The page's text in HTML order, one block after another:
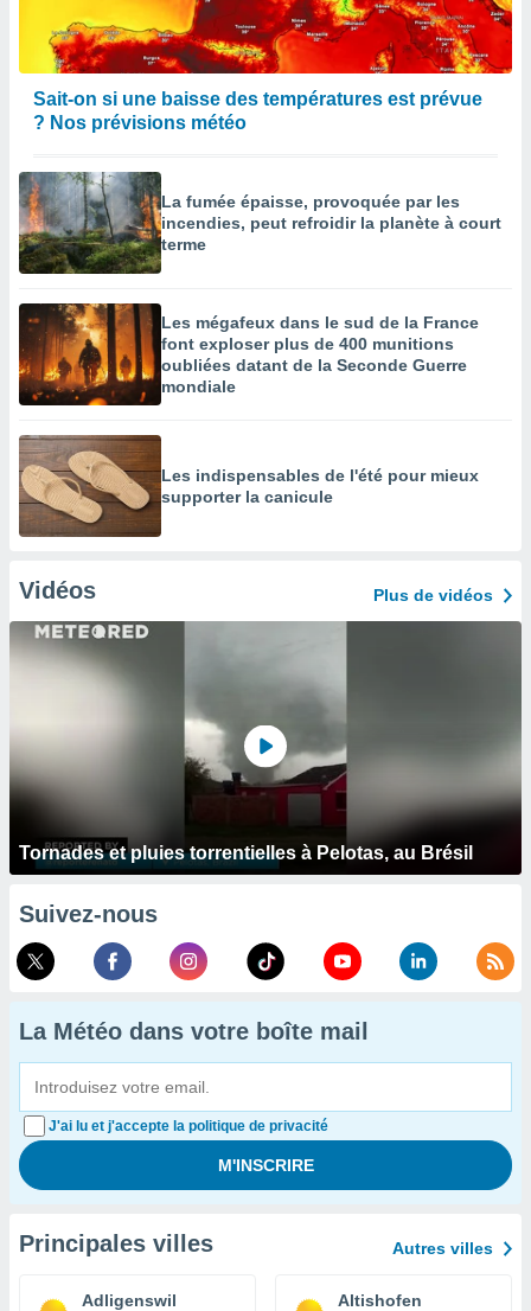
Sait-on si une baisse des températures est prévue
? Nos prévisions météo
La fumée épaisse, provoquée par les
incendies, peut refroidir la planète à court
terme
Les mégafeux dans le sud de la France
font exploser plus de 400 munitions
oubliées datant de la Seconde Guerre
mondiale
Les indispensables de l'été pour mieux
supporter la canicule
Vidéos Plus de vidéos
Tornades et pluies torrentielles à Pelotas, au Brésil
Suivez-nous
La Météo dans votre boîte mail
J'ai lu et j'accepte la politique de privacité
Principales villes Autres villes
Adligenswil Altishofen